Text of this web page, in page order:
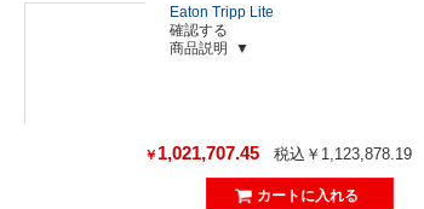
Eaton Tripp Lite
確認する
商品説明
￥ 1,021,707.45 税込￥1,123,878.19